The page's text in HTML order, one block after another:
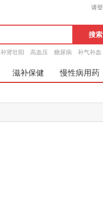
请
补肾壮阳 高血压 糖尿病 补气补血
滋补保健 慢性病用药